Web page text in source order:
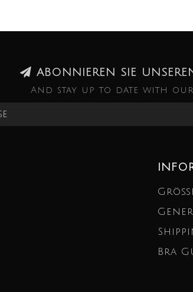
ABONNIEREN SIE
And stay up to date with
Bra